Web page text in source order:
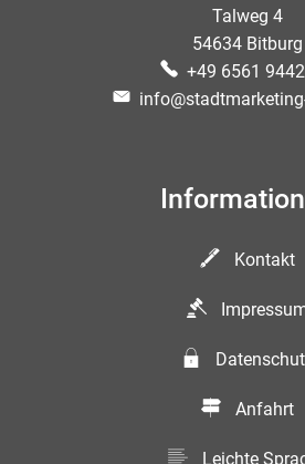
Talweg 4
54634 Bitburg
+49 6561
Kontakt
Anfahrt
Leichte